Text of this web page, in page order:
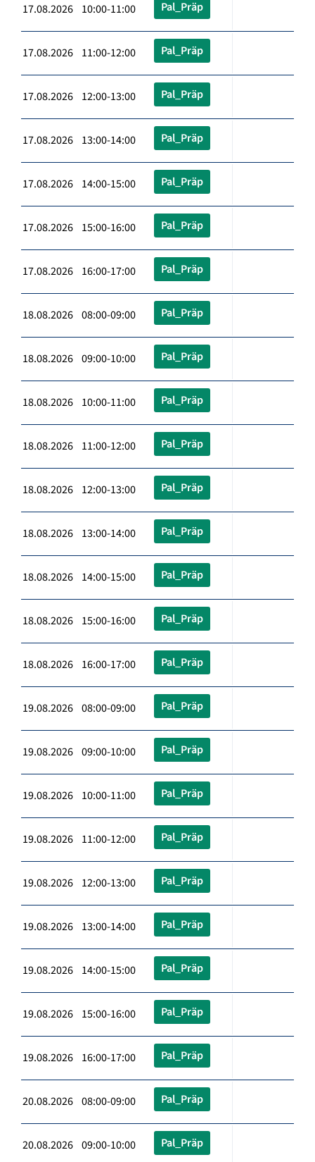
17.08.2026 10:00-11:00 Pal_Präp
17.08.2026 11:00-12:00 Pal_Präp
17.08.2026 12:00-13:00 Pal_Präp
17.08.2026 13:00-14:00 Pal_Präp
17.08.2026 14:00-15:00 Pal_Präp
17.08.2026 15:00-16:00 Pal_Präp
17.08.2026 16:00-17:00 Pal_Präp
18.08.2026 08:00-09:00 Pal_Präp
18.08.2026 09:00-10:00 Pal_Präp
18.08.2026 10:00-11:00 Pal_Präp
18.08.2026 11:00-12:00 Pal_Präp
18.08.2026 12:00-13:00 Pal_Präp
18.08.2026 13:00-14:00 Pal_Präp
18.08.2026 14:00-15:00 Pal_Präp
18.08.2026 15:00-16:00 Pal_Präp
18.08.2026 16:00-17:00 Pal_Präp
19.08.2026 08:00-09:00 Pal_Präp
19.08.2026 09:00-10:00 Pal_Präp
19.08.2026 10:00-11:00 Pal_Präp
19.08.2026 11:00-12:00 Pal_Präp
19.08.2026 12:00-13:00 Pal_Präp
19.08.2026 13:00-14:00 Pal_Präp
19.08.2026 14:00-15:00 Pal_Präp
19.08.2026 15:00-16:00 Pal_Präp
19.08.2026 16:00-17:00 Pal_Präp
20.08.2026 08:00-09:00 Pal_Präp
20.08.2026 09:00-10:00 Pal_Präp